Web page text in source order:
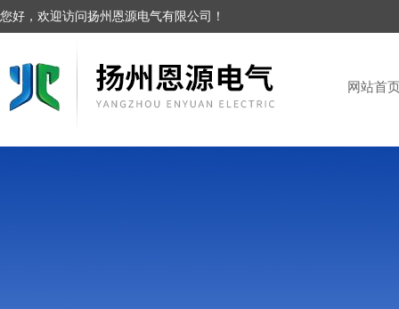
您好，欢迎访问扬州恩源电气有限公司！
网站首